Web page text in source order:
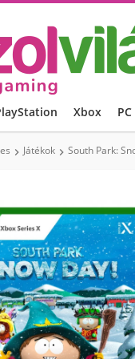
Xbox PC
Játékok  South Park: